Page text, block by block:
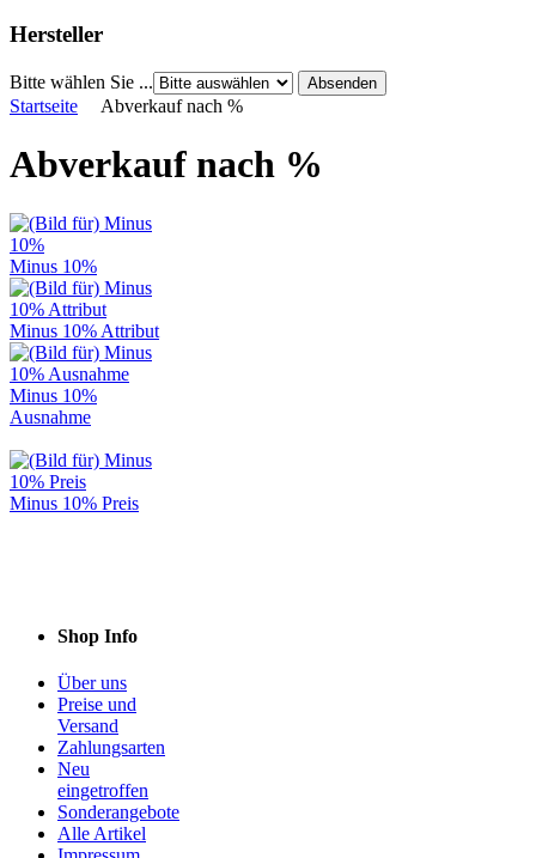
Hersteller
Bitte wählen Sie ...
Startseite
Abverkauf nach %
Abverkauf nach %
Minus 10%
Minus 10% Attribut
Minus 10%
Ausnahme
Minus 10% Preis
Shop Info
Über uns
Preise und
Versand
Zahlungsarten
Neu
eingetroffen
Sonderangebote
Alle Artikel